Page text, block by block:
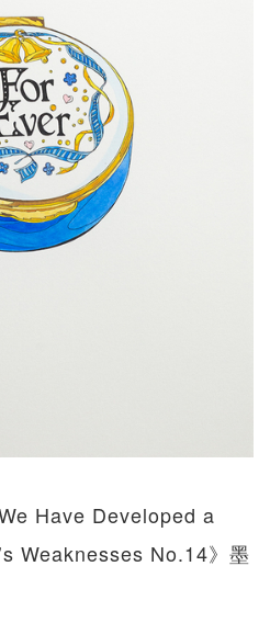
Have Developed a
Weaknesses No.14》墨